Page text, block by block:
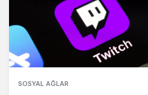
SOSYAL AĞLAR